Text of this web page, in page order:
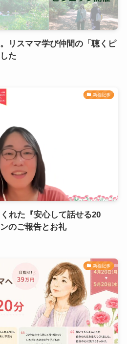
リスママ学び仲間の「聴くピ
た
新着記事
れた『安心して話せる20
のご報告とお礼
新着記事